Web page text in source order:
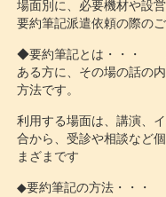
場面別に、必要機材や設
要約筆記派遣依頼の際の
◆要約筆記とは・・・
ある方に、その場の話の
方法です。
利用する場面は、講演、
合から、受診や相談など
まざまです
◆要約筆記の方法・・・